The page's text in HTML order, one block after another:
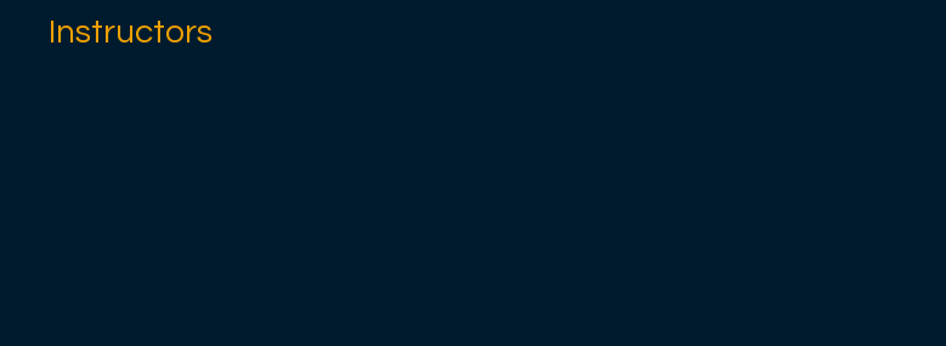
Instructors